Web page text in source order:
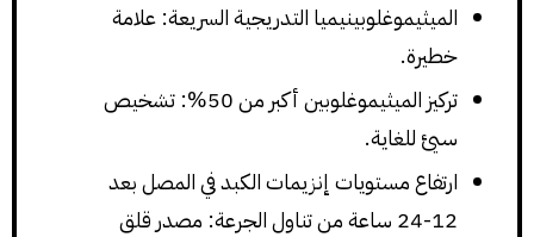
الميثيموغلوبينيميا التدريجية السريعة: علامة
خطيرة.
تركيز الميثيموغلوبين أكبر من 50%: تشخيص
سيئ للغاية.
ارتفاع مستويات إنزيمات الكبد في المصل بعد
12-24 ساعة من تناول الجرعة: مصدر قلق